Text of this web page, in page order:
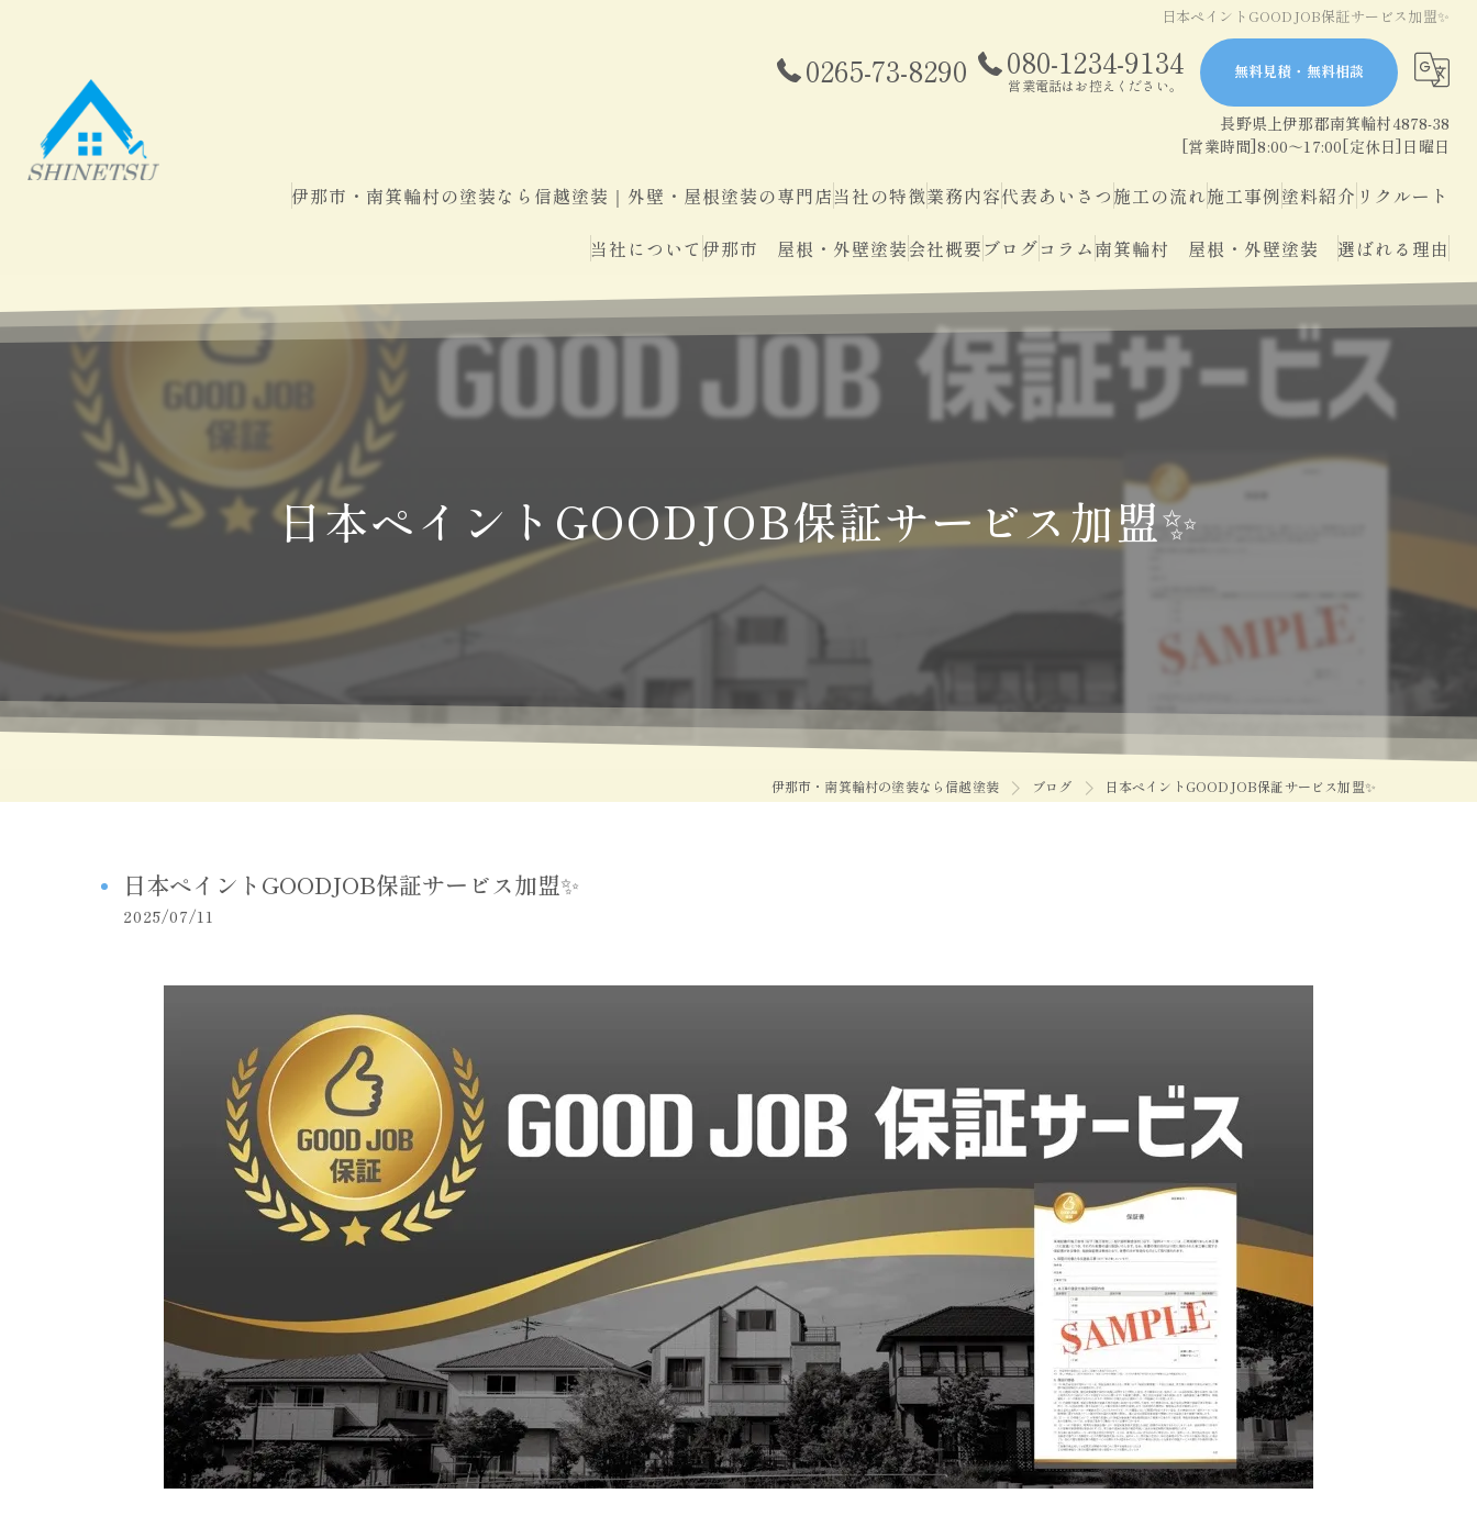
日本ペイントGOODJOB保証サービス加盟✨
0265-73-8290 080-1234-9134
営業電話はお控えください。
無料見積・無料相談
長野県上伊那郡南箕輪村4878-38
[営業時間]8:00～17:00[定休日]日曜日
伊那市・南箕輪村の塗装なら信越塗装｜外壁・屋根塗装の専門店当社の特徴業務内容代表あいさつ施工の流れ施工事例塗料紹介 リクルート
当社について
屋根
塗り替え
伊那市 屋根・外壁塗装会社概要ブログコラム南箕輪村 屋根・外壁塗装 選ばれる理由
日本ペイントGOODJOB保証サービス加盟✨
伊那市・南箕輪村の塗装なら信越塗装 ブログ 日本ペイントGOODJOB保証サービス加盟✨
日本ペイントGOODJOB保証サービス加盟✨
2025/07/11